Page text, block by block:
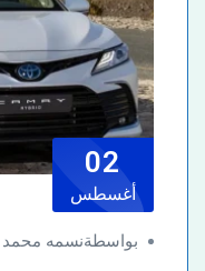
02
أغسطس
بواسطةنسمه محمد